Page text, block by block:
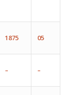
1875 05
– –